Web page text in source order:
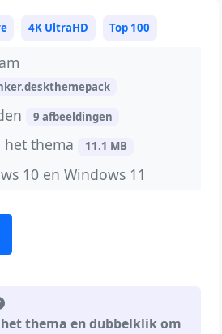
4K UltraHD Top 100
9 afbeeldingen
het thema 11.1 MB
10 en Windows 11
thema en dubbelklik om